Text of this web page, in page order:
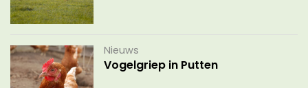
Nieuws
Vogelgriep in Putten